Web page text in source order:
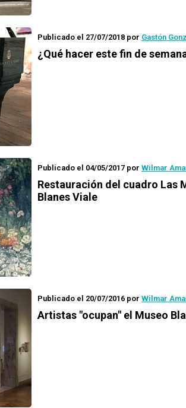
Publicado el 27/07/2018 por Gastón
¿Qué hacer este fin de
Publicado el 04/05/2017 por Wilmar
Restauración del cuadro Las
Blanes Viale
Publicado el 20/07/2016 por Wilmar
Artistas "ocupan" el Museo